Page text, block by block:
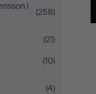
i
(258)
(21)
(10)
(4)